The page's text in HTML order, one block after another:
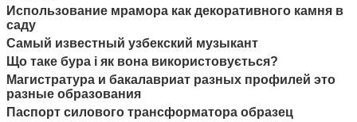
Использование мрамора как декоративного камня в
саду
Самый известный узбекский музыкант
Що таке бура і як вона використовується?
Магистратура и бакалавриат разных профилей это
разные образования
Паспорт силового трансформатора образец